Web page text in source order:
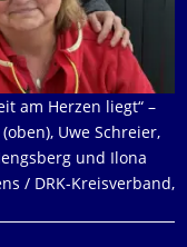
am Herzen liegt“ –
Uwe Schreier,
und Ilona
/ DRK-Kreisverband,